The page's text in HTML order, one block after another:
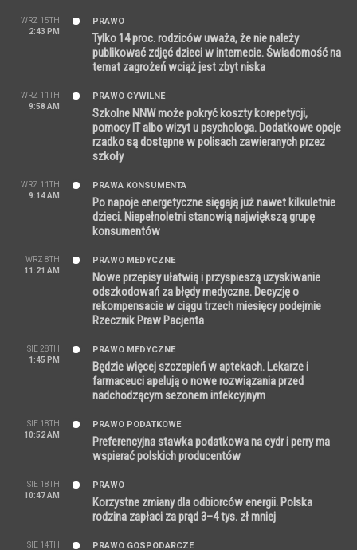
WRZ 15TH
2:43 PM
PRAWO
Tylko 14 proc. rodziców uważa, że nie należy
publikować zdjęć dzieci w internecie. Świadomość na
temat zagrożeń wciąż jest zbyt niska
WRZ 11TH
9:58 AM
PRAWO CYWILNE
Szkolne NNW może pokryć koszty korepetycji,
pomocy IT albo wizyt u psychologa. Dodatkowe opcje
rzadko są dostępne w polisach zawieranych przez
szkoły
WRZ 11TH
9:14 AM
PRAWA KONSUMENTA
Po napoje energetyczne sięgają już nawet kilkuletnie
dzieci. Niepełnoletni stanowią największą grupę
konsumentów
WRZ 8TH
11:21 AM
PRAWO MEDYCZNE
Nowe przepisy ułatwią i przyspieszą uzyskiwanie
odszkodowań za błędy medyczne. Decyzję o
rekompensacie w ciągu trzech miesięcy podejmie
Rzecznik Praw Pacjenta
SIE 28TH
1:45 PM
PRAWO MEDYCZNE
Będzie więcej szczepień w aptekach. Lekarze i
farmaceuci apelują o nowe rozwiązania przed
nadchodzącym sezonem infekcyjnym
SIE 18TH
10:52 AM
PRAWO PODATKOWE
Preferencyjna stawka podatkowa na cydr i perry ma
wspierać polskich producentów
SIE 18TH
10:47 AM
PRAWO
Korzystne zmiany dla odbiorców energii. Polska
rodzina zapłaci za prąd 3–4 tys. zł mniej
SIE 14TH PRAWO GOSPODARCZE